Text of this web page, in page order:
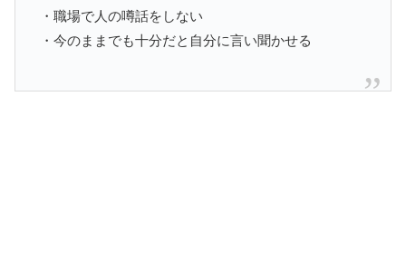
・職場で人の噂話をしない
・今のままでも十分だと自分に言い聞かせる